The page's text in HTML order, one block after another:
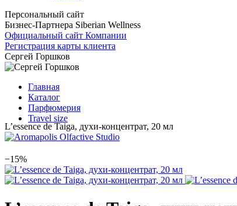
Персональный сайт
Бизнес-Партнера Siberian Wellness
Официальный сайт Компании
Регистрация карты клиента
Сергей Горшков
Главная
Каталог
Парфюмерия
Travel size
L’essence de Taiga, духи-концентрат, 20 мл
−15%